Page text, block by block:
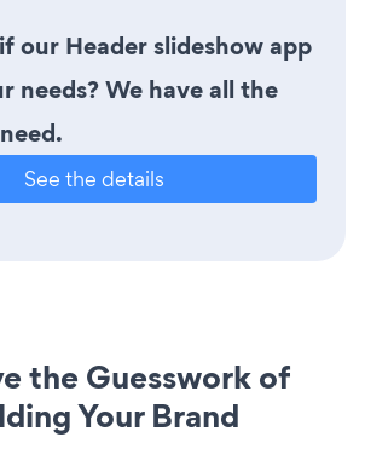
our Header slideshow app
needs? We have all the
See the details
the Guesswork of
Your Brand